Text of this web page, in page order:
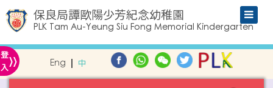
保良局譚歐陽少芳紀念幼稚園
PLK Tam Au-Yeung Siu Fong Memorial Kindergarten
登
入» Eng 中